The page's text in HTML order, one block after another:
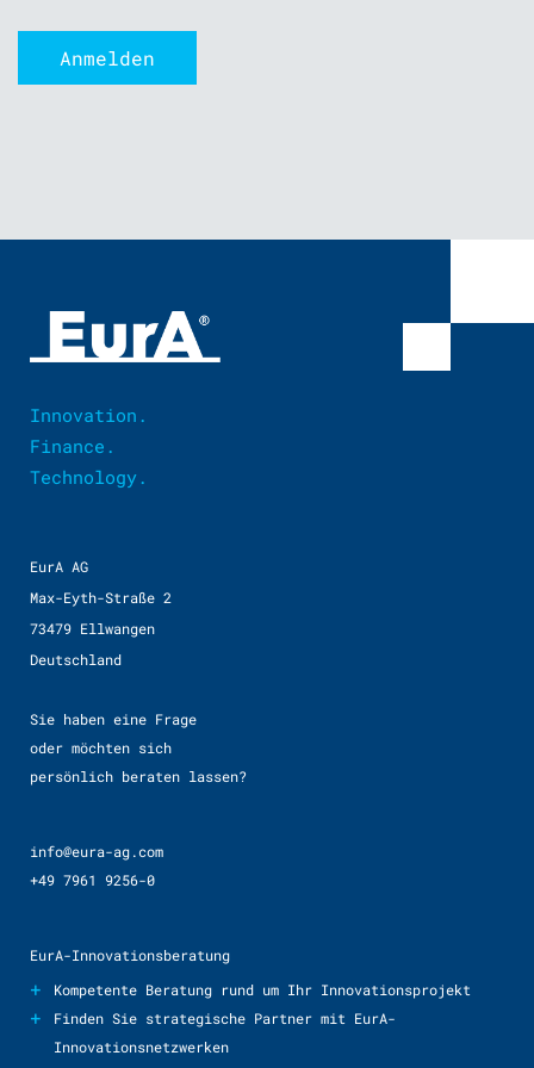
Innovation.
Finance.
Technology.
EurA AG
Max-Eyth-Straße 2
73479 Ellwangen
Deutschland
Sie haben eine Frage
oder möchten sich
persönlich beraten lassen?
info@eura-ag.com
+49 7961 9256-0
EurA-Innovationsberatung
+ Kompetente Beratung rund um Ihr Innovationsprojekt
+
Finden Sie strategische Partner mit EurA-
Innovationsnetzwerken